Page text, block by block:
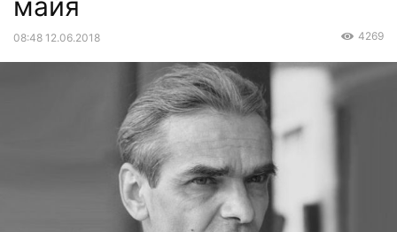
08:48 12.06.2018 4269